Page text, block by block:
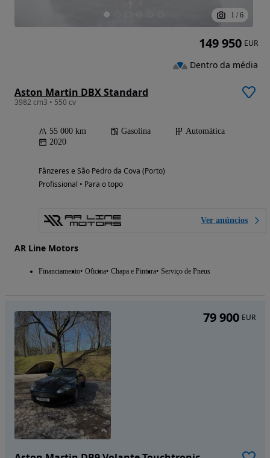
1 / 6
Aston Martin DBX Standard
3982 cm3 • 550 cv
55 000 km Gasolina
Automática
2020
Fânzeres e São Pedro da Cova (Porto)
Profissional • Para o topo
Ver anúncios
AR Line Motors
Financiamento Oficina Chapa e Pintura Serviço de Pneus
149 950 EUR
Dentro da média
79 900 EUR